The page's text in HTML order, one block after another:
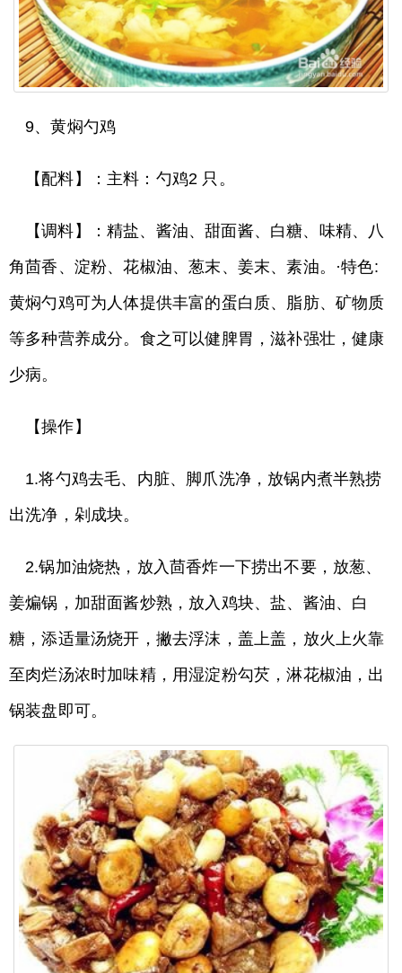
9、黄焖勺鸡
【配料】：主料：勺鸡2 只。
【调料】：精盐、酱油、甜面酱、白糖、味精、八
角茴香、淀粉、花椒油、葱末、姜末、素油。·特色:
黄焖勺鸡可为人体提供丰富的蛋白质、脂肪、矿物质
等多种营养成分。食之可以健脾胃，滋补强壮，健康
少病。
【操作】
1.将勺鸡去毛、内脏、脚爪洗净，放锅内煮半熟捞
出洗净，剁成块。
2.锅加油烧热，放入茴香炸一下捞出不要，放葱、
姜煸锅，加甜面酱炒熟，放入鸡块、盐、酱油、白
糖，添适量汤烧开，撇去浮沫，盖上盖，放火上火靠
至肉烂汤浓时加味精，用湿淀粉勾芡，淋花椒油，出
锅装盘即可。